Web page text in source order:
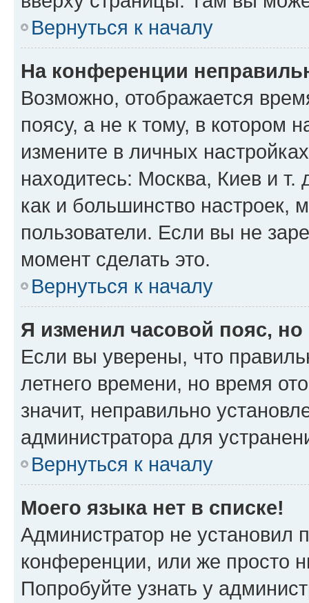
Вернуться к началу
На конференции
Возможно, отображается
поясу, а не к тому, в котором
измените в личных
находитесь: Москва, Киев и т.
как и большинство настроек,
пользователи. Если вы не
момент сделать это.
Вернуться к началу
Я изменил часовой пояс,
Если вы уверены, что
летнего времени, но время
значит, неправильно
администратора для
Вернуться к началу
Моего языка нет в списке!
Администратор не установил
конференции, или же просто
Попробуйте узнать у